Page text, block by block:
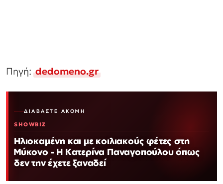
Πηγή:dedomeno.gr
ΔΙΑΒΆΣΤΕ ΑΚΌΜΗ
SHOWBIZ
Ηλιοκαμένη και με κοιλιακούς φέτες στη
Μύκονο - Η Κατερίνα Παναγοπούλου όπως
δεν την έχετε ξαναδεί